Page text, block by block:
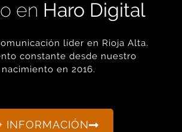
en Haro Digital
líder en Rioja Alta.
constante desde nuestro
nacimiento en 2016.
INFORMACIÓN